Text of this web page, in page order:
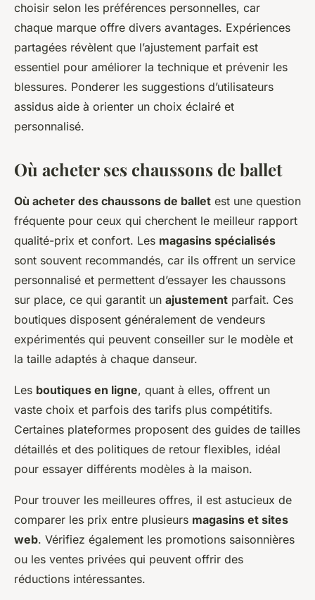
choisir selon les préférences personnelles, car
chaque marque offre divers avantages. Expériences
partagées révèlent que l’ajustement parfait est
essentiel pour améliorer la technique et prévenir les
blessures. Ponderer les suggestions d’utilisateurs
assidus aide à orienter un choix éclairé et
personnalisé.
Où acheter ses chaussons de ballet
Où acheter des chaussons de ballet est une question
fréquente pour ceux qui cherchent le meilleur rapport
qualité-prix et confort. Les magasins spécialisés
sont souvent recommandés, car ils offrent un service
personnalisé et permettent d’essayer les chaussons
sur place, ce qui garantit un ajustement parfait. Ces
boutiques disposent généralement de vendeurs
expérimentés qui peuvent conseiller sur le modèle et
la taille adaptés à chaque danseur.
Les boutiques en ligne, quant à elles, offrent un
vaste choix et parfois des tarifs plus compétitifs.
Certaines plateformes proposent des guides de tailles
détaillés et des politiques de retour flexibles, idéal
pour essayer différents modèles à la maison.
Pour trouver les meilleures offres, il est astucieux de
comparer les prix entre plusieurs magasins et sites
web. Vérifiez également les promotions saisonnières
ou les ventes privées qui peuvent offrir des
réductions intéressantes.